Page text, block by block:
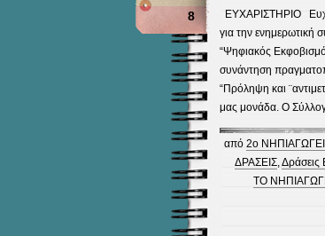
8
ΕΥΧΑΡΙΣΤΗΡΙΟ
για την ενημερωτική
“Ψηφιακός
συνάντηση
“Πρόληψη και
μας μονάδα. Ο
από 2ο
ΔΡΑΣΕΙΣ,
ΤΟ